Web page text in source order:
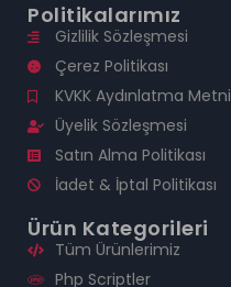
Politikalarımız
Gizlilik Sözleşmesi
Çerez Politikası
KVKK Aydınlatma Metni
Üyelik Sözleşmesi
Satın Alma Politikası
İadet & İptal Politikası
Ürün Kategorileri
Tüm Ürünlerimiz
Php Scriptler